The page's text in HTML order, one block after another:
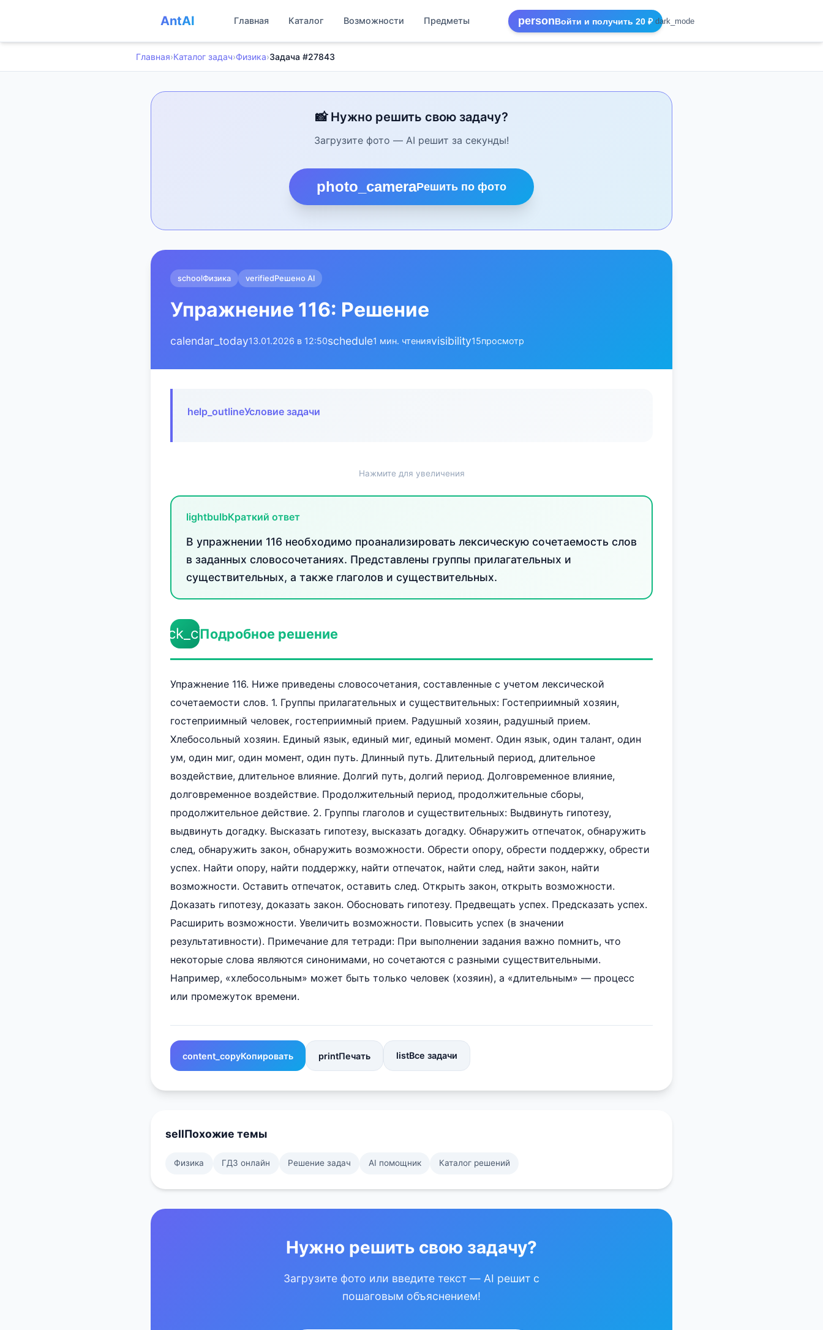
AntAI Главная Каталог Возможности Предметы personВойти и получить 20 ₽ dark_mode
Главная›Каталог задач›Физика›Задача #27843
📸 Нужно решить свою задачу?
Загрузите фото — AI решит за секунды!
photo_cameraРешить по фото
schoolФизика verifiedРешено AI
Упражнение 116: Решение
calendar_today13.01.2026 в 12:50schedule1 мин. чтенияvisibility15просмотр
help_outlineУсловие задачи
Нажмите для увеличения
lightbulbКраткий ответ
В упражнении 116 необходимо проанализировать лексическую сочетаемость слов
в заданных словосочетаниях. Представлены группы прилагательных и
существительных, а также глаголов и существительных.
check_circleПодробное решение
Упражнение 116. Ниже приведены словосочетания, составленные с учетом лексической
сочетаемости слов. 1. Группы прилагательных и существительных: Гостеприимный хозяин,
гостеприимный человек, гостеприимный прием. Радушный хозяин, радушный прием.
Хлебосольный хозяин. Единый язык, единый миг, единый момент. Один язык, один талант, один
ум, один миг, один момент, один путь. Длинный путь. Длительный период, длительное
воздействие, длительное влияние. Долгий путь, долгий период. Долговременное влияние,
долговременное воздействие. Продолжительный период, продолжительные сборы,
продолжительное действие. 2. Группы глаголов и существительных: Выдвинуть гипотезу,
выдвинуть догадку. Высказать гипотезу, высказать догадку. Обнаружить отпечаток, обнаружить
след, обнаружить закон, обнаружить возможности. Обрести опору, обрести поддержку, обрести
успех. Найти опору, найти поддержку, найти отпечаток, найти след, найти закон, найти
возможности. Оставить отпечаток, оставить след. Открыть закон, открыть возможности.
Доказать гипотезу, доказать закон. Обосновать гипотезу. Предвещать успех. Предсказать успех.
Расширить возможности. Увеличить возможности. Повысить успех (в значении
результативности). Примечание для тетради: При выполнении задания важно помнить, что
некоторые слова являются синонимами, но сочетаются с разными существительными.
Например, «хлебосольным» может быть только человек (хозяин), а «длительным» — процесс
или промежуток времени.
content_copyКопировать printПечать listВсе задачи
sellПохожие темы
Физика ГДЗ онлайн Решение задач AI помощник Каталог решений
Нужно решить свою задачу?
Загрузите фото или введите текст — AI решит с
пошаговым объяснением!